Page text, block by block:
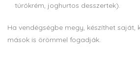
túrókrém, joghurtos desszertek).
Ha vendégségbe megy, készíthet saját,
mások is örömmel fogadják.